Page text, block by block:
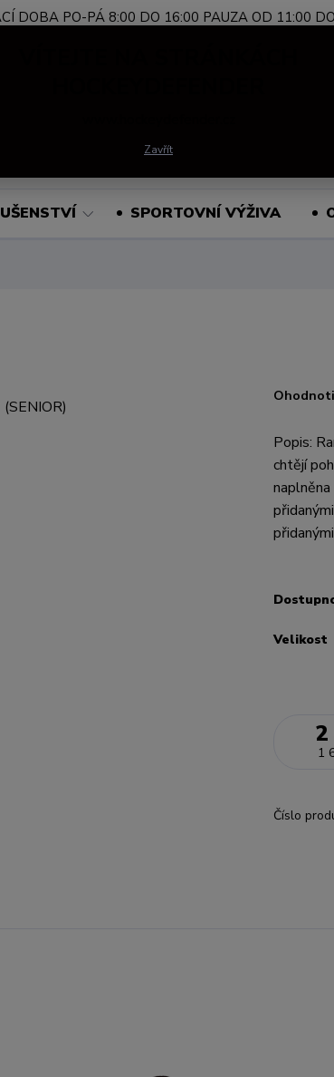
DOBA PO-PÁ 8:00 DO 16:00 PAUZA OD 11:00
SPORTOVNÍ VÝŽIVA
Popis:
chtějí
Velikost
2
1
Číslo
Zavřít